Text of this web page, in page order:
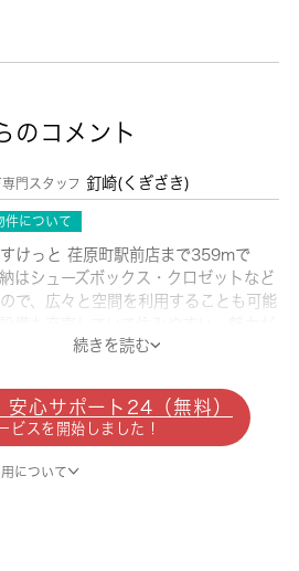
のコメント
門スタッフ 釘崎(くぎざき)
件について
けっと 荏原町駅前店まで359mで
はシューズボックス・クロゼットなど
で、広々と空間を利用することも可能
たアパートです。現在空家の物件です。
スペース。品川区の住まい探しを 城
ニティにお手伝いさせてください。多
な賃貸情報を取り扱っている当社でな
と素敵な住まいを見つけることができ
続きを読む
安心サポート24（無料）
ビスを開始しました！
について